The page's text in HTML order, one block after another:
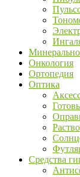
Онкология
Ортопедия
Оптика
Средства